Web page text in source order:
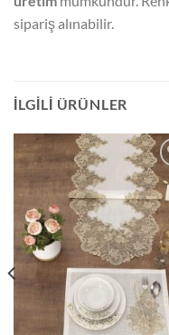
sipariş alınabilir.
İLGILI ÜRÜNLER
İSTEK
EKLE